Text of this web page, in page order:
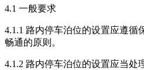
4.1 一般要求
4.1.1 路内停车泊位的设置应遵循
畅通的原则。
4.1.2 路内停车泊位的设置应当处